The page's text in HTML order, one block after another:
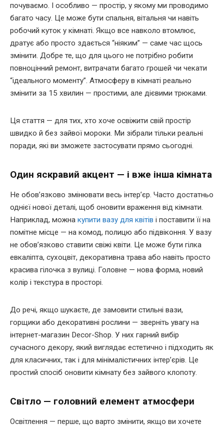
почуваємо. І особливо — простір, у якому ми проводимо
багато часу. Це може бути спальня, вітальня чи навіть
робочий куток у кімнаті. Якщо все навколо втомлює,
дратує або просто здається “ніяким” — саме час щось
змінити. Добре те, що для цього не потрібно робити
повноцінний ремонт, витрачати багато грошей чи чекати
“ідеального моменту”. Атмосферу в кімнаті реально
змінити за 15 хвилин — простими, але дієвими трюками.
Ця стаття — для тих, хто хоче освіжити свій простір
швидко й без зайвої мороки. Ми зібрали тільки реальні
поради, які ви зможете застосувати прямо сьогодні.
Один яскравий акцент — і вже інша кімната
Не обов’язково змінювати весь інтер’єр. Часто достатньо
однієї нової деталі, щоб оновити враження від кімнати.
Наприклад, можна купити вазу для квітів і поставити її на
помітне місце — на комод, полицю або підвіконня. У вазу
не обов’язково ставити свіжі квіти. Це може бути гілка
евкаліпта, сухоцвіт, декоративна трава або навіть просто
красива гілочка з вулиці. Головне — нова форма, новий
колір і текстура в просторі.
До речі, якщо шукаєте, де замовити стильні вази,
горщики або декоративні рослини — зверніть увагу на
інтернет-магазин Decor-Shop. У них гарний вибір
сучасного декору, який виглядає естетично і підходить як
для класичних, так і для мінімалістичних інтер’єрів. Це
простий спосіб оновити кімнату без зайвого клопоту.
Світло — головний елемент атмосфери
Освітлення — перше, що варто змінити, якщо ви хочете